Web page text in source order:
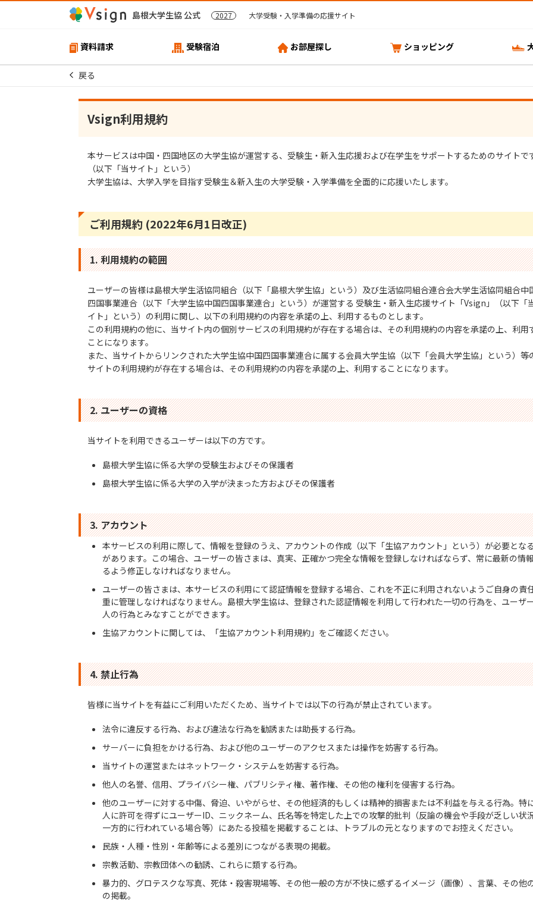
島根大学生協 公式 2027 大学受験・入学準備の応援サイト
資料請求 受験宿泊 お部屋探し ショッピング
戻る
Vsign利用規約
本サービスは中国・四国地区の大学生協が運営する、受験生・新入生応援および在学生をサポートするためのサイトで
（以下「当サイト」という）
大学生協は、大学入学を目指す受験生＆新入生の大学受験・入学準備を全面的に応援いたします。
ご利用規約 (2022年6月1日改正)
1. 利用規約の範囲
ユーザーの皆様は島根大学生活協同組合（以下「島根大学生協」という）及び生活協同組合連合会大学生活協同組合中
四国事業連合（以下「大学生協中国四国事業連合」という）が運営する 受験生・新入生応援サイト「Vsign」（以下「
イト」という）の利用に関し、以下の利用規約の内容を承諾の上、利用するものとします。
この利用規約の他に、当サイト内の個別サービスの利用規約が存在する場合は、その利用規約の内容を承諾の上、利用
ことになります。
また、当サイトからリンクされた大学生協中国四国事業連合に属する会員大学生協（以下「会員大学生協」という）等
サイトの利用規約が存在する場合は、その利用規約の内容を承諾の上、利用することになります。
2. ユーザーの資格
当サイトを利用できるユーザーは以下の方です。
島根大学生協に係る大学の受験生およびその保護者
島根大学生協に係る大学の入学が決まった方およびその保護者
3. アカウント
本サービスの利用に際して、情報を登録のうえ、アカウントの作成（以下「生協アカウント」という）が必要とな
があります。この場合、ユーザーの皆さまは、真実、正確かつ完全な情報を登録しなければならず、常に最新の情
るよう修正しなければなりません。
ユーザーの皆さまは、本サービスの利用にて認証情報を登録する場合、これを不正に利用されないようご自身の責
重に管理しなければなりません。島根大学生協は、登録された認証情報を利用して行われた一切の行為を、ユーザ
人の行為とみなすことができます。
生協アカウントに関しては、「生協アカウント利用規約」をご確認ください。
4. 禁止行為
皆様に当サイトを有益にご利用いただくため、当サイトでは以下の行為が禁止されています。
法令に違反する行為、および違法な行為を勧誘または助長する行為。
サーバーに負担をかける行為、および他のユーザーのアクセスまたは操作を妨害する行為。
当サイトの運営またはネットワーク・システムを妨害する行為。
他人の名誉、信用、プライバシー権、パブリシティ権、著作権、その他の権利を侵害する行為。
他のユーザーに対する中傷、脅迫、いやがらせ、その他経済的もしくは精神的損害または不利益を与える行為。特
人に許可を得ずにユーザーID、ニックネーム、氏名等を特定した上での攻撃的批判（反論の機会や手段が乏しい状
一方的に行われている場合等）にあたる投稿を掲載することは、トラブルの元となりますのでお控えください。
民族・人種・性別・年齢等による差別につながる表現の掲載。
宗教活動、宗教団体への勧誘、これらに類する行為。
暴力的、グロテスクな写真、死体・殺害現場等、その他一般の方が不快に感ずるイメージ（画像）、言葉、その他
の掲載。